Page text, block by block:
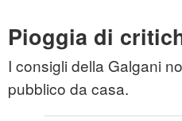
Pioggia di
I consigli della Galgani
pubblico da casa.